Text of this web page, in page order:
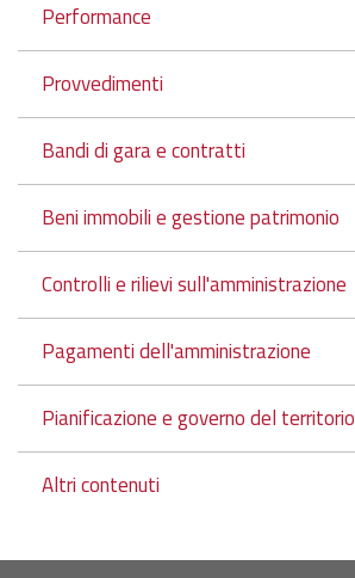
Performance
Provvedimenti
Bandi di gara e contratti
Beni immobili e gestione patrimonio
Controlli e rilievi sull'amministrazione
Pagamenti dell'amministrazione
Pianificazione e governo del territorio
Altri contenuti